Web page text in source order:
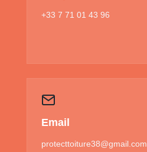
+33 7 71 01 43 96
Email
protecttoiture38@gmail.com